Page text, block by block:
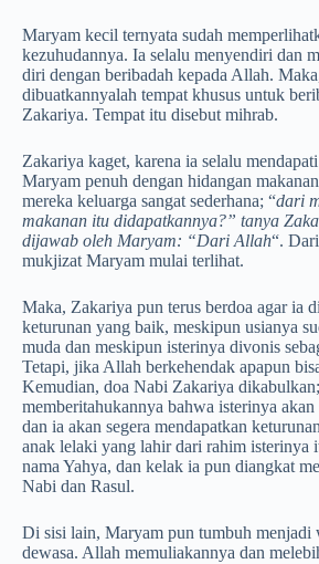
Maryam kecil ternyata sudah
kezuhudannya. Ia selalu menyendiri dan
diri dengan beribadah kepada Allah.
dibuatkannyalah tempat khusus untuk
Zakariya. Tempat itu disebut mihrab.
Zakariya kaget, karena ia selalu
Maryam penuh dengan hidangan
mereka keluarga sangat sederhana; “dari
makanan itu didapatkannya?” tanya
dijawab oleh Maryam: “Dari Allah“.
mukjizat Maryam mulai terlihat.
Maka, Zakariya pun terus berdoa agar ia
keturunan yang baik, meskipun usianya
muda dan meskipun isterinya divonis
Tetapi, jika Allah berkehendak apapun
Kemudian, doa Nabi Zakariya
memberitahukannya bahwa isterinya akan
dan ia akan segera mendapatkan
anak lelaki yang lahir dari rahim isterinya
nama Yahya, dan kelak ia pun diangkat
Nabi dan Rasul.
Di sisi lain, Maryam pun tumbuh menjadi
dewasa. Allah memuliakannya dan